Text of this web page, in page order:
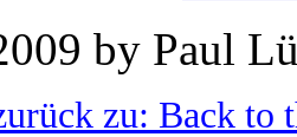
by Paul
zu: Back to